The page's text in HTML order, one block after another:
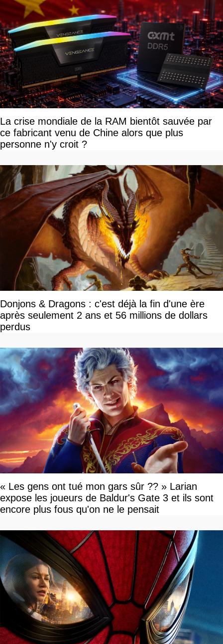
La crise mondiale de la RAM bientôt sauvée par
ce fabricant venu de Chine alors que plus
personne n'y croit ?
Donjons & Dragons : c'est déjà la fin d'une ère
après seulement 2 ans et 56 millions de dollars
perdus
« Les gens ont tué mon gars sûr ?? » Larian
expose les joueurs de Baldur's Gate 3 et ils sont
encore plus fous qu'on ne le pensait